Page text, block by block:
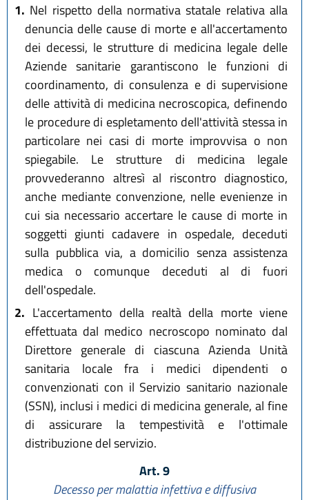
1. Nel rispetto della normativa statale relativa alla
denuncia delle cause di morte e all'accertamento
dei decessi, le strutture di medicina legale delle
Aziende sanitarie garantiscono le funzioni di
coordinamento, di consulenza e di supervisione
delle attività di medicina necroscopica, definendo
le procedure di espletamento dell'attività stessa in
particolare nei casi di morte improvvisa o non
spiegabile. Le strutture di medicina legale
provvederanno altresì al riscontro diagnostico,
anche mediante convenzione, nelle evenienze in
cui sia necessario accertare le cause di morte in
soggetti giunti cadavere in ospedale, deceduti
sulla pubblica via, a domicilio senza assistenza
medica o comunque deceduti al di fuori
dell'ospedale.
2. L'accertamento della realtà della morte viene
effettuata dal medico necroscopo nominato dal
Direttore generale di ciascuna Azienda Unità
sanitaria locale fra i medici dipendenti o
convenzionati con il Servizio sanitario nazionale
(SSN), inclusi i medici di medicina generale, al fine
di assicurare la tempestività e l'ottimale
distribuzione del servizio.
Art. 9
Decesso per malattia infettiva e diffusiva